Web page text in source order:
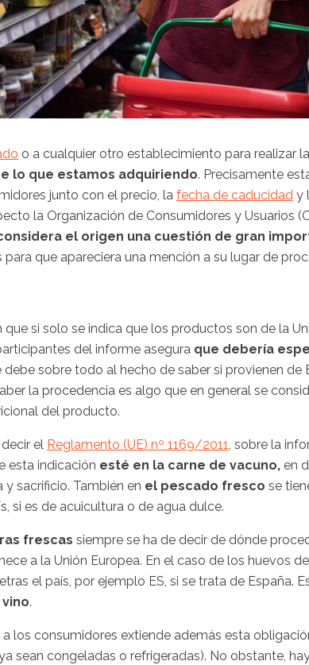
o a cualquier otro establecimiento para realizar la
lo que estamos adquiriendo. Precisamente
junto con el precio, la fecha de caducidad y
la Organización de Consumidores y Usuarios
el origen una cuestión de gran
para que apareciera una mención a su lugar de
si solo se indica que los productos son de la
del informe asegura que debería
debe sobre todo al hecho de saber si provienen de
la procedencia es algo que en general se
del producto.
el Reglamento (UE) nº 1169/2011 , sobre la
esta indicación esté en la carne de vacuno, en
sacrificio. También en el pescado fresco se
si es de acuicultura o de agua dulce.
frescas siempre se ha de decir de dónde
a la Unión Europea. En el caso de los huevos
el país, por ejemplo ES, si se trata de España.
.
los consumidores extiende además esta
sean congeladas o refrigeradas). No obstante,